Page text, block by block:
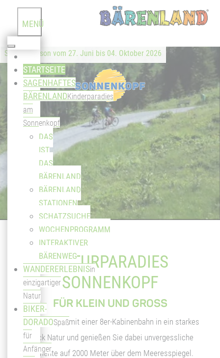
MENÜ
STARTSEITE
SAGENHAFTES
BÄRENLANDKinderparadies
am
Sonnenkopf
DAS
IST
DAS
BÄRENLAND
BÄRENLAND
STATIONEN
SCHATZSUCHE
WOCHENPROGRAMM
INTERAKTIVER
BÄRENWEG
WANDERERLEBNISin
einzigartiger
Natur
BIKER-
DORADOSpaß
für
Anfänger
Sommersaison vom 27. Juni bis 04. Oktober 2026
NATURPARADIES
SONNENKOPF
FÜR KLEIN UND GROSS
Schweben Sie mit einer 8er-Kabinenbahn in ein starkes
Stück Natur und genießen Sie dabei unvergessliche
Momente auf 2000 Meter über dem Meeresspiegel.